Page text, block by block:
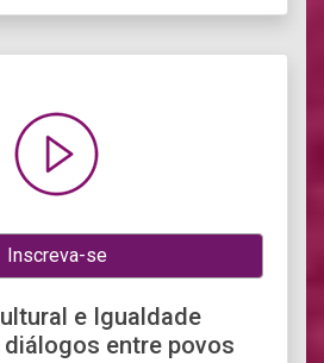
Inscreva-se
e Igualdade
diálogos entre povos